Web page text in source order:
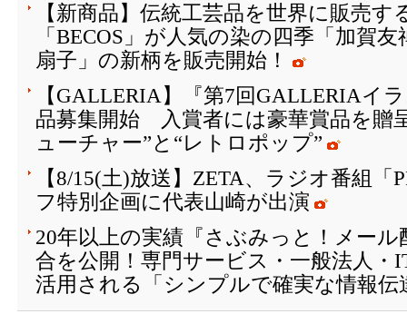
【新商品】伝統工芸品を世界に販売す
「BECOS」が人気の染の四季「加賀
扇子」の新柄を販売開始！
【GALLERIA】『第7回GALLERIAイ
品募集開始 入賞者には豪華賞品を
ューチャー”と“レトロポップ”
【8/15(土)放送】ZETA、ラジオ番組「
フ特別企画に代表山崎が出演
20年以上の実績『さぶみっと！メール
合を公開！専門サービス・一般法人・
活用される「シンプルで確実な情報伝